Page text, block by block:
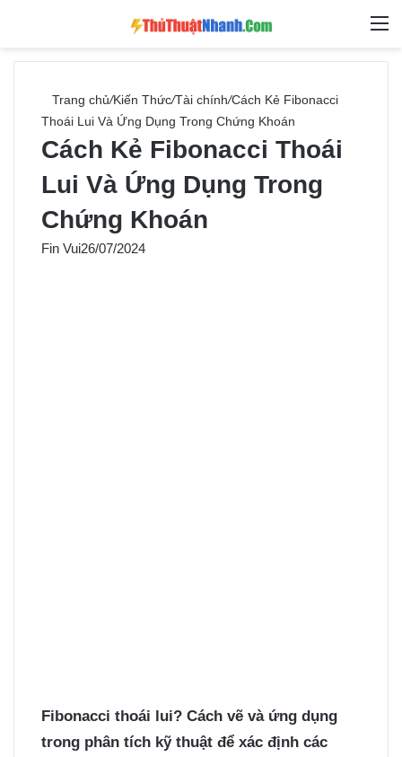
Tìm
Trang chủ/Kiến Thức/Tài chính/Cách Kẻ Fibonacci
Thoái Lui Và Ứng Dụng Trong Chứng Khoán
Cách Kẻ Fibonacci Thoái
Lui Và Ứng Dụng Trong
Chứng Khoán
Fin Vui26/07/2024
Fibonacci thoái lui? Cách vẽ và ứng dụng
trong phân tích kỹ thuật để xác định các